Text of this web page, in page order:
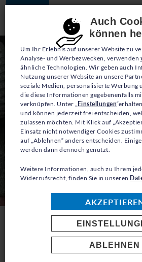
Consent-Einstellungen
Auch
können
Um Ihr Erlebnis auf unserer Website zu
Analyse- und Werbezwecken, verwenden
ähnliche Technologien. Wir geben auch
Nutzung unserer Website an unsere
soziale Medien, personalisierte Werbung
die diese Informationen gegebenenfalls
verknüpfen. Unter „ Einstellungen
und können jederzeit frei entscheiden,
zulassen möchten. Mit Klick auf
Einsatz nicht notwendiger Cookies
auf „Ablehnen“ anders entscheiden.
werden dann dennoch genutzt.
Weitere Informationen, auch zu Ihrem
Widerrufsrecht, finden Sie in unseren
ABLEHNEN
Compliance-